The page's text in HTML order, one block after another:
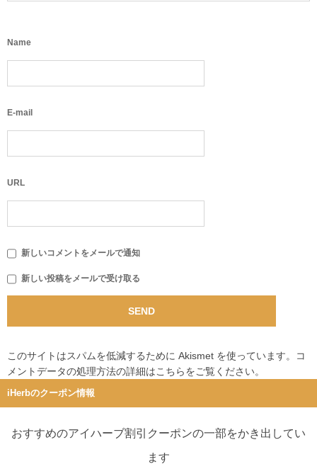
Name
E-mail
URL
新しいコメントをメールで通知
新しい投稿をメールで受け取る
このサイトはスパムを低減するために Akismet を使っています。
コ
メントデータの処理方法の詳細はこちらをご覧ください。
iHerbのクーポン情報
おすすめのアイハーブ割引クーポンの一部をかき出してい
ます